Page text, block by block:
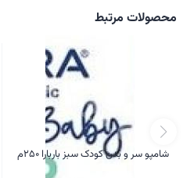
محصولات مرتبط
شامپو سر و بدن کودک سبز باربارا 250م